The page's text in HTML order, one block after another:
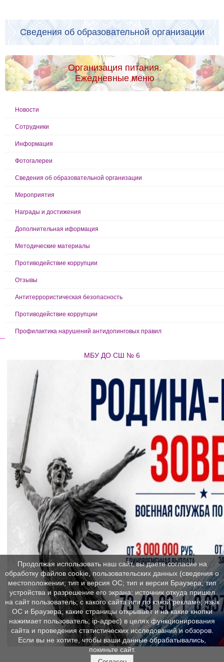
Сведения об образовательной организации
Организация питания.
Ежедневные меню
Новости
Сотрудники
Информация
Фотогалереи
Сведения об образовательной организации
Мероприятия
Награды и достижения
Дополнительная иформация
Методические материалы
Противодействие коррупции
Отзывы
Антитеррористическая безопасность
Противодействие коррупции
Профилактика нарушений антидопинговых правил
МБУ ДО СШ № 6
Продолжая использовать наш сайт, вы даете согласие на
обработку файлов cookie, пользовательских данных (сведения о
местоположении; тип и версия ОС; тип и версия Браузера; тип
устройства и разрешение его экрана; источник откуда пришел
на сайт пользователь; с какого сайта или по какой рекламе; язык
ОС и Браузера; какие страницы открывает и на какие кнопки
нажимает пользователь; ip-адрес) в целях функционирования
сайта и проведения статистических исследований и обзоров.
Если вы не хотите, чтобы ваши данные обрабатывались,
покиньте сайт.